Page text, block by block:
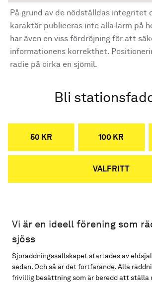
På grund av de nödställdas integritet
karaktär publiceras inte alla larm på
har även en viss fördröjning för att
informationens korrekthet.
radie på cirka en sjömil.
Bli
50 KR 100 KR
VALFRITT
Vi är en ideell förening som
sjöss
Sjöräddningssällskapet startades av
sedan. Och så är det fortfarande. Alla
frivillig besättning som är beredd att ställa